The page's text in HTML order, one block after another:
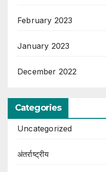
February 2023
January 2023
December 2022
Categories
Uncategorized
अंतर्राष्ट्रीय